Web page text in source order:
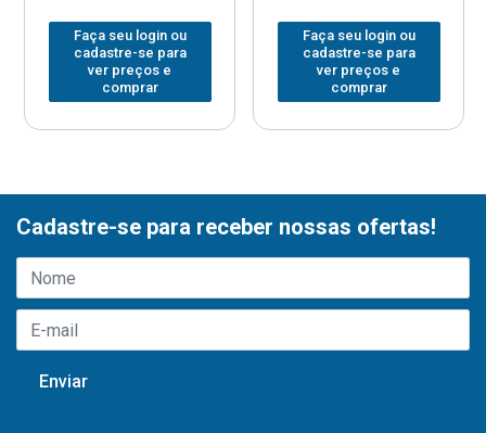
Faça seu login ou
cadastre-se para
ver preços e
comprar
Faça seu login ou
cadastre-se para
ver preços e
comprar
Cadastre-se para receber nossas ofertas!